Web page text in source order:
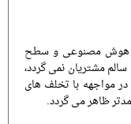
از هوش مصنوعی و سطح
سالم مشتریان نمی گردد،
در مواجهه با تخلف های
ظاهر می گردد.